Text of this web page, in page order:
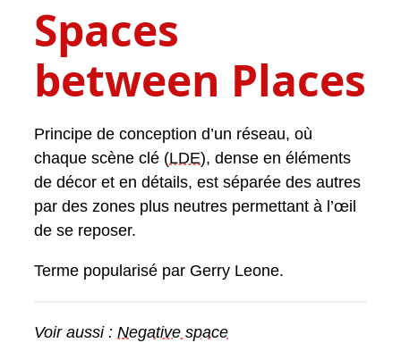
Spaces
between Places
Principe de conception d’un réseau, où
chaque scène clé (LDE), dense en éléments
de décor et en détails, est séparée des autres
par des zones plus neutres permettant à l’œil
de se reposer.
Terme popularisé par Gerry Leone.
Voir aussi : Negative space